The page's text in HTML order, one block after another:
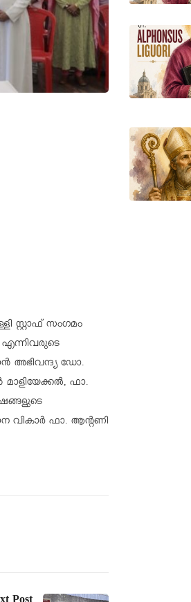
സ്റ്റാഫ് സംഗമം
എന്നിവരുടെ
അഭിവന്ദ്യ ഡോ.
ഫാ.
വികാർ ഫാ. ആന്റണി